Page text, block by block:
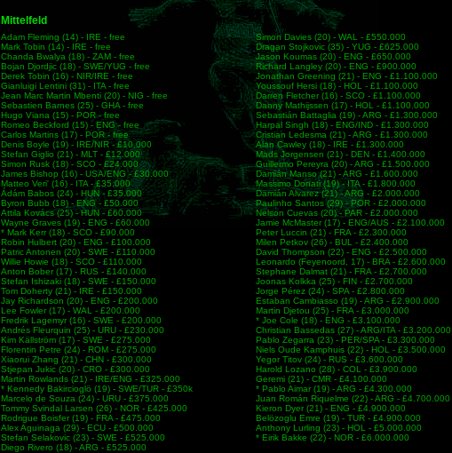
Mittelfeld
Adam Fleming (14) - IRE - free
Mark Tobin (14) - IRE - free
Chanda Bwalya (18) - ZAM - free
Bojan Djordjic (18) - SWE/YUG - free
Derek Tobin (16) - NIR/IRE - free
Gianluigi Lentini (31) - ITA - free
Jean Marc Martin Mbenti (20) - NIG - free
Sebastien Barnes (25) - GHA - free
Hugo Viana (15) - POR - free
Romeo Beckford (15) - ENG - free
Carlos Martins (17) - POR - free
Denis Boyle (19) - IRE/NIR - £10.000
Stefan Giglio (21) - MLT - £12.000
Simon Rusk (18) - SCO - £24.000
James Bishop (16) - USA/ENG - £30.000
Matteo Veri' (16) - ITA - £35.000
Ádám Babos (24) - HUN - £35.000
Byron Bubb (18) - ENG - £50.000
Attila Kovács (25) - HUN - £60.000
Wayne Graves (19) - ENG - £60.000
* Mark Kerr (18) - SCO - £90.000
Robin Hulbert (20) - ENG - £100.000
Patric Antonen (20) - SWE - £110.000
Willie Howie (18) - SCO - £110.000
Anton Bober (17) - RUS - £140.000
Stefan Ishizaki (18) - SWE - £150.000
Tom Doherty (21) - IRE - £150.000
Jay Richardson (20) - ENG - £200.000
Lee Fowler (17) - WAL - £200.000
Fredrik Lagemyr (16) - SWE - £200.000
Andrés Fleurquin (25) - URU - £230.000
Kim Källström (17) - SWE - £275.000
Florentin Petre (24) - ROM - £275.000
Xiaorui Zhang (21) - CHN - £300.000
Stjepan Jukic (20) - CRO - £300.000
Martin Rowlands (21) - IRE/ENG - £325.000
* Kennedy Bakircioglö (19) - SWE/TUR - £350k
Marcelo de Souza (24) - URU - £375.000
Tommy Svindal Larsen (26) - NOR - £425.000
Rodrigue Boisfer (19) - FRA - £475.000
Alex Aguinaga (29) - ECU - £500.000
Stefan Selakovic (23) - SWE - £525.000
Diego Rivero (18) - ARG - £525.000
Simon Davies (20) - WAL - £550.000
Dragan Stojkovic (35) - YUG - £625.000
Jason Koumas (20) - ENG - £650.000
Richard Langley (20) - ENG - £900.000
Jonathan Greening (21) - ENG - £1.100.000
Youssouf Hersi (18) - HOL - £1.100.000
Darren Fletcher (16) - SCO - £1.100.000
Danny Mathijssen (17) - HOL - £1.100.000
Sebastián Battaglia (19) - ARG - £1.300.000
Harpal Singh (18) - ENG/IND - £1.300.000
Cristian Ledesma (21) - ARG - £1.300.000
Alan Cawley (18) - IRE - £1.300.000
Mads Jorgensen (21) - DEN - £1.400.000
Guillermo Pereyra (20) - ARG - £1.500.000
Damián Manso (21) - ARG - £1.600.000
Massimo Donati (19) - ITA - £1.800.000
Damián Alvarez (21) - ARG - £2.000.000
Paulinho Santos (29) - POR - £2.000.000
Nelson Cuevas (20) - PAR - £2.000.000
Jamie McMaster (17) - ENG/AUS - £2.100.000
Peter Luccin (21) - FRA - £2.300.000
Milen Petkov (26) - BUL - £2.400.000
David Thompson (22) - ENG - £2.500.000
Leonardo (Feyenoord, 17) - BRA - £2.600.000
Stephane Dalmat (21) - FRA - £2.700.000
Joonas Kolkka (25) - FIN - £2.700.000
Jorge Pérez (24) - SPA - £2.800.000
Estaban Cambiasso (19) - ARG - £2.900.000
Martin Djetou (25) - FRA - £3.000.000
* Joe Cole (18) - ENG - £3.100.000
Christian Bassedas (27) - ARG/ITA - £3.200.000
Pablo Zegarra (23) - PER/SPA - £3.300.000
Niels Oude Kamphuis (22) - HOL - £3.500.000
Yegor Titov (24) - RUS - £3.600.000
Harold Lozano (28) - COL - £3.900.000
Geremi (21) - CMR - £4.100.000
* Pablo Aimar (19) - ARG - £4.300.000
Juan Román Riquelme (22) - ARG - £4.700.000
Kieron Dyer (21) - ENG - £4.900.000
Belözoglu Emre (19) - TUR - £4.900.000
Anthony Lurling (23) - HOL - £5.000.000
* Eirik Bakke (22) - NOR - £6.000.000